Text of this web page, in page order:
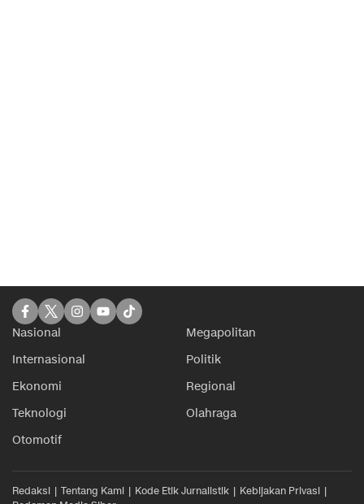
Nasional
Megapolitan
Internasional
Politik
Ekonomi
Regional
Teknologi
Olahraga
Otomotif
Redaksi Tentang Kami Kode Etik Jurnalistik
Kebijakan Privasi